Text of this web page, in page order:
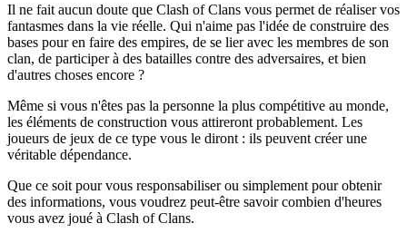
Il ne fait aucun doute que Clash of Clans vous permet de réaliser vos
fantasmes dans la vie réelle. Qui n'aime pas l'idée de construire des
bases pour en faire des empires, de se lier avec les membres de son
clan, de participer à des batailles contre des adversaires, et bien
d'autres choses encore ?
Même si vous n'êtes pas la personne la plus compétitive au monde,
les éléments de construction vous attireront probablement. Les
joueurs de jeux de ce type vous le diront : ils peuvent créer une
véritable dépendance.
Que ce soit pour vous responsabiliser ou simplement pour obtenir
des informations, vous voudrez peut-être savoir combien d'heures
vous avez joué à Clash of Clans.